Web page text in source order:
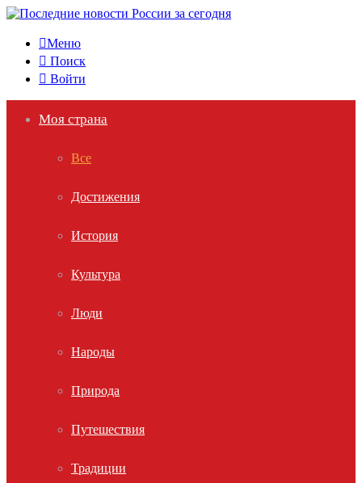
Меню
Поиск
Войти
Моя страна
Все
Достижения
История
Культура
Люди
Народы
Природа
Путешествия
Традиции